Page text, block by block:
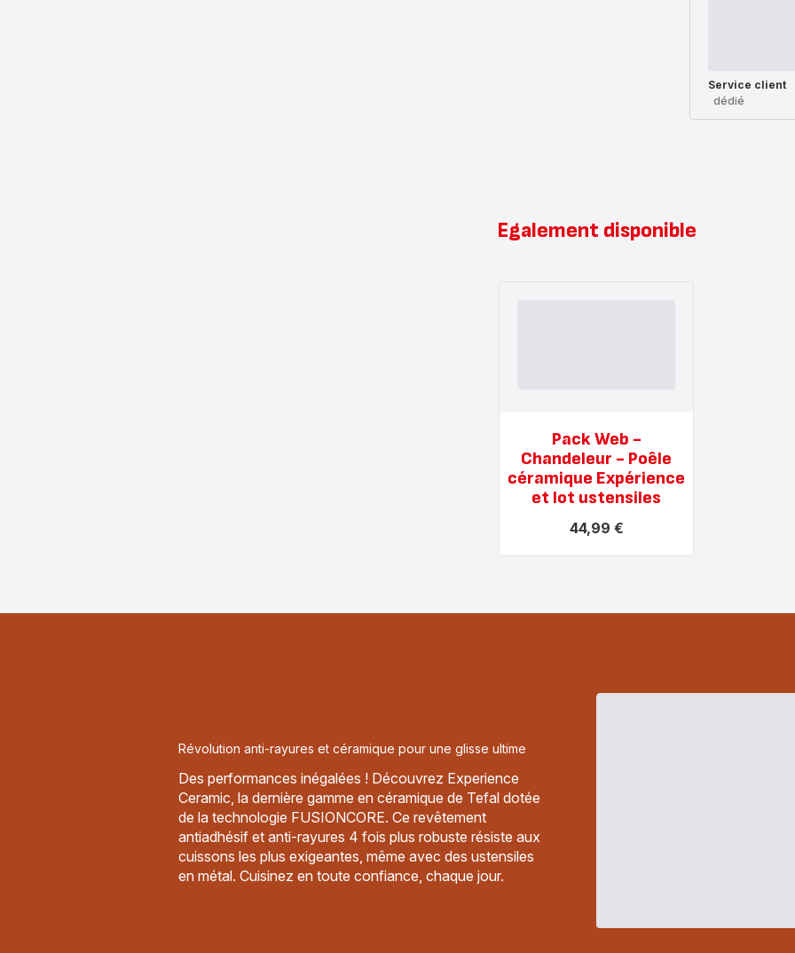
Service client
dédié
Egalement disponible
Pack Web -
Chandeleur - Poêle
céramique Expérience
et lot ustensiles
44,99 €
plus...
44,99 €
Révolution anti-rayures et céramique pour une glisse ultime
Des performances inégalées ! Découvrez Experience
Ceramic, la dernière gamme en céramique de Tefal dotée
de la technologie FUSIONCORE. Ce revêtement
antiadhésif et anti-rayures 4 fois plus robuste résiste aux
cuissons les plus exigeantes, même avec des ustensiles
en métal. Cuisinez en toute confiance, chaque jour.